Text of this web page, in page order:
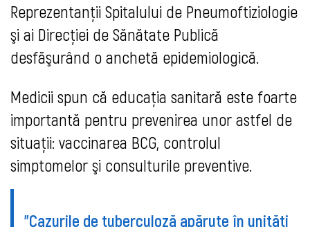
Reprezentanţii Spitalului de Pneumoftiziologie
şi ai Direcţiei de Sănătate Publică
desfăşurând o anchetă epidemiologică.
Medicii spun că educaţia sanitară este foarte
importantă pentru prevenirea unor astfel de
situaţii: vaccinarea BCG, controlul
simptomelor şi consulturile preventive.
"Cazurile de tuberculoză apărute în unităţi